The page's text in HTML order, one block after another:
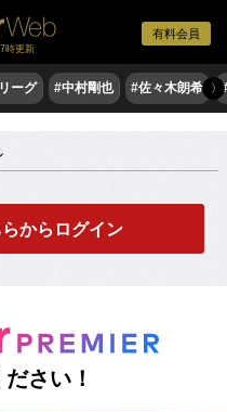
有料会員
時更新
ーグ #中村剛也 #佐々木朗希 〉
からログイン
さい！